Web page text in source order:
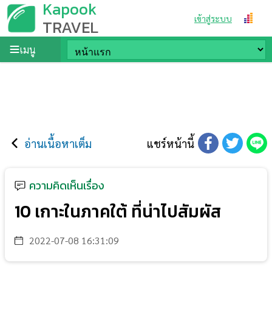
Kapook
TRAVEL เข้าสู่ระบบ
เมนู
อ่านเนื้อหาเต็ม แชร์หน้านี้
ความคิดเห็นเรื่อง
10 เกาะในภาคใต้ ที่น่าไปสัมผัส
2022-07-08 16:31:09